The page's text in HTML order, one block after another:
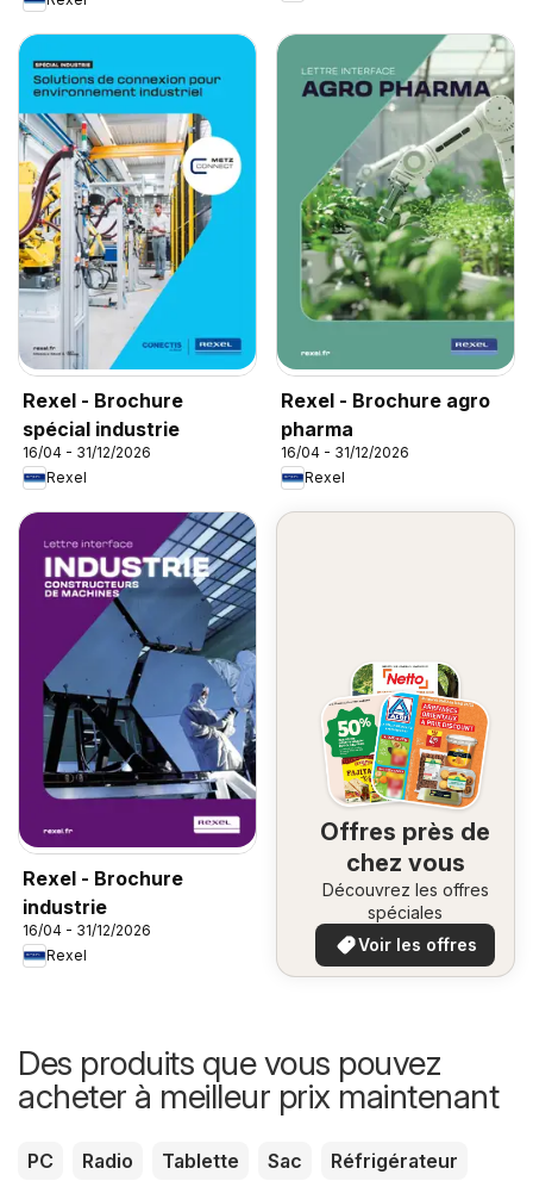
Rexel - Brochure
spécial industrie
16/04 - 31/12/2026
Rexel
Rexel - Brochure agro
pharma
16/04 - 31/12/2026
Rexel
Rexel - Brochure
industrie
16/04 - 31/12/2026
Rexel
Offres près de
chez vous
Découvrez les offres
spéciales
Voir les offres
Des produits que vous pouvez
acheter à meilleur prix maintenant
PC Radio Tablette Sac
Réfrigérateur